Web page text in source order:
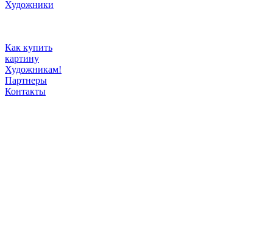
Художники
Как купить
картину
Художникам!
Партнеры
Контакты